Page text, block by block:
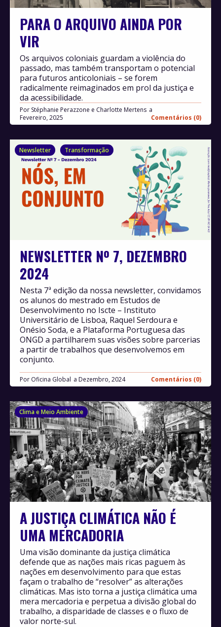
PARA O ARQUIVO AINDA POR
VIR
Por Stéphanie Perazzone e Charlotte Mertens
Fevereiro, 2025
Comentários (0)
Os arquivos coloniais guardam a violência do
passado, mas também transportam o potencial
para futuros anticoloniais – se forem
radicalmente reimaginados em prol da justiça e
da acessibilidade.
Newsletter Transformação
NEWSLETTER Nº 7, DEZEMBRO
2024
Por Oficina Global Dezembro, 2024 Comentários (0)
Nesta 7ª edição da nossa newsletter, convidamos
os alunos do mestrado em Estudos de
Desenvolvimento no Iscte – Instituto
Universitário de Lisboa, Raquel Serdoura e
Onésio Soda, e a Plataforma Portuguesa das
ONGD a partilharem suas visões sobre parcerias
a partir de trabalhos que desenvolvemos em
conjunto.
Clima e Meio Ambiente
A JUSTIÇA CLIMÁTICA NÃO É
UMA MERCADORIA
Uma visão dominante da justiça climática
defende que as nações mais ricas paguem às
nações em desenvolvimento para que estas
façam o trabalho de “resolver” as alterações
climáticas. Mas isto torna a justiça climática uma
mera mercadoria e perpetua a divisão global do
trabalho, a disparidade de classes e o fluxo de
valor norte-sul.